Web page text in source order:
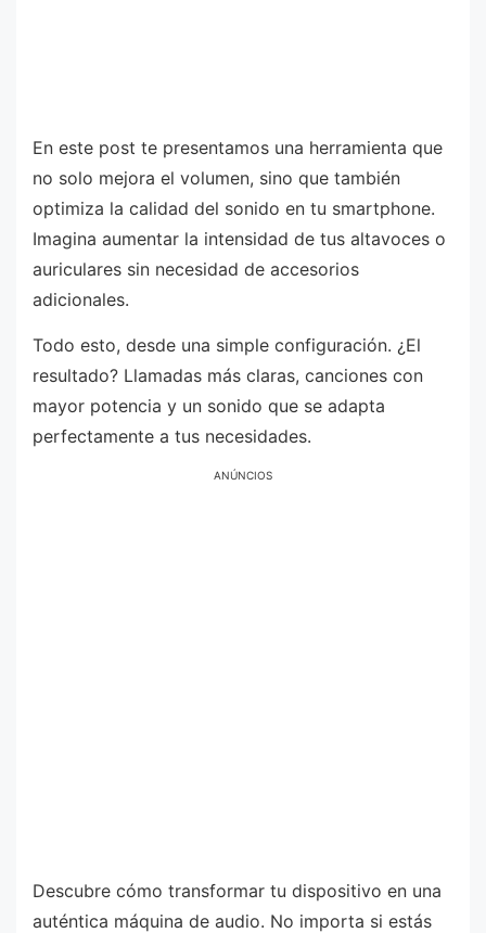
En este post te presentamos una herramienta que
no solo mejora el volumen, sino que también
optimiza la calidad del sonido en tu smartphone.
Imagina aumentar la intensidad de tus altavoces o
auriculares sin necesidad de accesorios
adicionales.
Todo esto, desde una simple configuración. ¿El
resultado? Llamadas más claras, canciones con
mayor potencia y un sonido que se adapta
perfectamente a tus necesidades.
ANÚNCIOS
Descubre cómo transformar tu dispositivo en una
auténtica máquina de audio. No importa si estás